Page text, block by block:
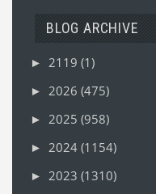
BLOG ARCHIVE
► 2119 (1)
► 2026 (475)
► 2025 (958)
► 2024 (1154)
► 2023 (1310)